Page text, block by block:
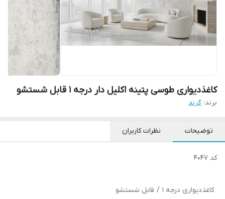
کاغذدیواری طوسی پتینه اکلیل دار درجه 1 قابل شستشو
برند: گرند
توضیحات نظرات کاربران
کد 4047
کاغذدیواری درجه 1 / قابل شستشو